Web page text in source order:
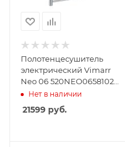
Полотенцесушитель
электрический Vimarr
Neo 06 520NEO0658102
500х800 хром, с
диммером
Нет в наличии
21599 руб.